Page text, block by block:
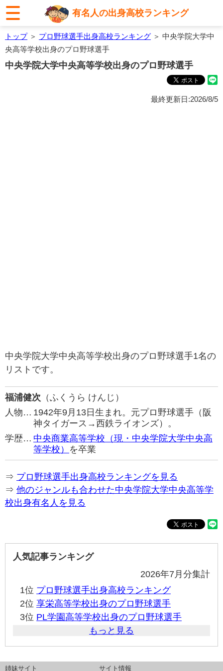
有名人の出身高校ランキング
トップ＞ プロ野球選手出身高校ランキング ＞ 中央学院大学中
央高等学校出身のプロ野球選手
中央学院大学中央高等学校出身のプロ野球選手
最終更新日:2026/8/5
中央学院大学中央高等学校出身のプロ野球選手1名の
リストです。
福浦健次 （ふくうら けんじ）
人物… 1942年9月13日生まれ。元プロ野球選手（阪
神タイガース→西鉄ライオンズ）。
学歴… 中央商業高等学校（現・中央学院大学中央高
等学校） を卒業
⇒ プロ野球選手出身高校ランキングを見る
⇒ 他のジャンルも合わせた中央学院大学中央高等学
校出身有名人を見る
人気記事ランキング
2026年7月分集計
1位 プロ野球選手出身高校ランキング
2位 享栄高等学校出身のプロ野球選手
3位 PL学園高等学校出身のプロ野球選手
もっと見る
姉妹サイト サイト情報